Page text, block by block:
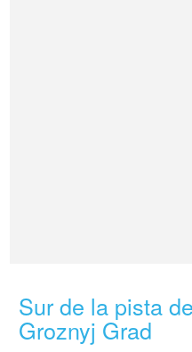
Sur de la pista
Groznyj Grad